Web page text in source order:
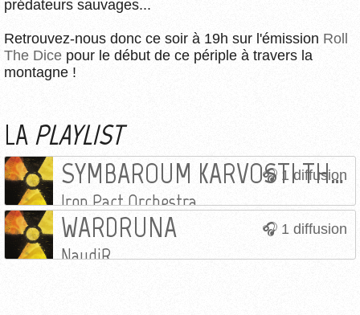
prédateurs sauvages...
Retrouvez-nous donc ce soir à 19h sur l'émission Roll
The Dice pour le début de ce périple à travers la
montagne !
LA PLAYLIST
1 diffusion
SYMBAROUM KARVOSTI THEME
Iron Pact Orchestra
1 diffusion
WARDRUNA
NaudiR